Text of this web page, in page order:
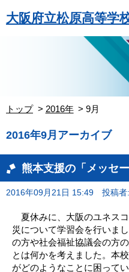
大阪府立松原高等学
トップ 2016年 9月
2016年9月アーカイブ
熊本支援の「メッセ
2016年09月21日 15:49 投稿者
夏休みに、大阪のユネス
災について学習会を行いま
の方や社会福祉協議会の方
とは何かを考えました。本
がどのようなことに困って